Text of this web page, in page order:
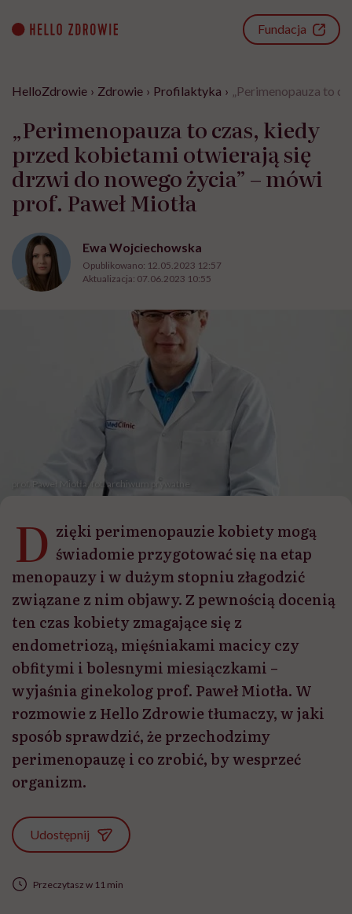
content
Fundacja
HelloZdrowie › Zdrowie › Profilaktyka › „Perimenopauza to
„Perimenopauza to czas, kiedy
przed kobietami otwierają się
drzwi do nowego życia” – mówi
prof. Paweł Miotła
Ewa Wojciechowska
Opublikowano: 12.05.2023 12:57
Aktualizacja: 07.06.2023 10:55
prof. Paweł Miotła, fot. archiwum prywatne
D zięki perimenopauzie kobiety mogą
świadomie przygotować się na etap
menopauzy i w dużym stopniu złagodzić
związane z nim objawy. Z pewnością docenią
ten czas kobiety zmagające się z
endometriozą, mięśniakami macicy czy
obfitymi i bolesnymi miesiączkami –
wyjaśnia ginekolog prof. Paweł Miotła. W
rozmowie z Hello Zdrowie tłumaczy, w jaki
sposób sprawdzić, że przechodzimy
perimenopauzę i co zrobić, by wesprzeć
organizm.
Udostępnij
Przeczytasz w 11 min